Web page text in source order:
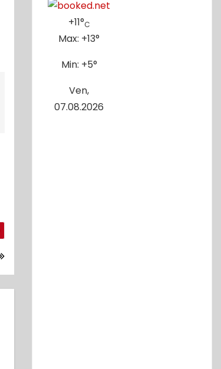
+11°C
Max: +13°
Min: +5°
Ven,
07.08.2026